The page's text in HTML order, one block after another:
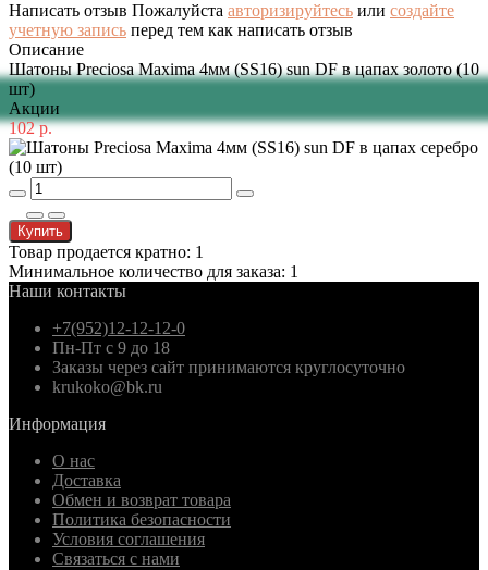
Написать отзыв Пожалуйста авторизируйтесь или создайте
учетную запись перед тем как написать отзыв
Описание
Шатоны Preciosa Maxima 4мм (SS16) sun DF в цапах золото (10
шт)
Акции
102 р.
Купить
Товар продается кратно: 1
Минимальное количество для заказа: 1
Наши контакты
+7(952)12-12-12-0
Пн-Пт с 9 до 18
Заказы через сайт принимаются круглосуточно
krukoko@bk.ru
Информация
О нас
Доставка
Обмен и возврат товара
Политика безопасности
Условия соглашения
Связаться с нами